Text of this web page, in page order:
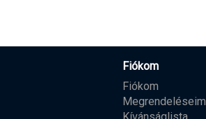
Fiókom
Fiókom
Megrendeléseim